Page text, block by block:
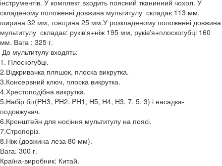
інструментів. У комплект входить поясний тканинний чохол. У
складеному положенні довжина мультитулу складає 113 мм,
ширина 32 мм, товщина 25 мм.У розкладеному положенні довжина
мультитулу складає: руків'я+ніж 195 мм, руків'я+плоскогубці 160
мм. Вага : 325 г.
До мультитулу входять:
1. Плоскогубці.
2.Відкривачка пляшок, плоска викрутка.
3.Консервний ключ, плоска викрутка.
4.Хрестоподібна викрутка.
5.Набір біт(PH3, PH2, PH1, H5, H4, H3, 7, 5, 3) і насадка-
подовжувач.
6.Кронштейн для носіння мультитулу на поясі.
7.Стропоріз.
8.Ніж (довжина леза 80 мм).
Вага: 300 г.
Країна-виробник: Китай.